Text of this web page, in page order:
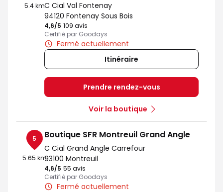
5.4 kmC Cial Val Fontenay
94120 Fontenay Sous Bois
4,6/5 Note de 4.6 sur 5
109 avis
Certifié par Goodays
Fermé actuellement
Itinéraire
Prendre rendez-vous
Voir la boutique
5
5.65 km
Boutique SFR Montreuil Grand Angle
C Cial Grand Angle Carrefour
93100 Montreuil
4,6/5 Note de 4.6 sur 5
55 avis
Certifié par Goodays
Fermé actuellement